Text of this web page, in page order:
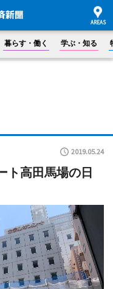
暮らす・働く 学ぶ・知る
2019.05.24
ト高田馬場の日